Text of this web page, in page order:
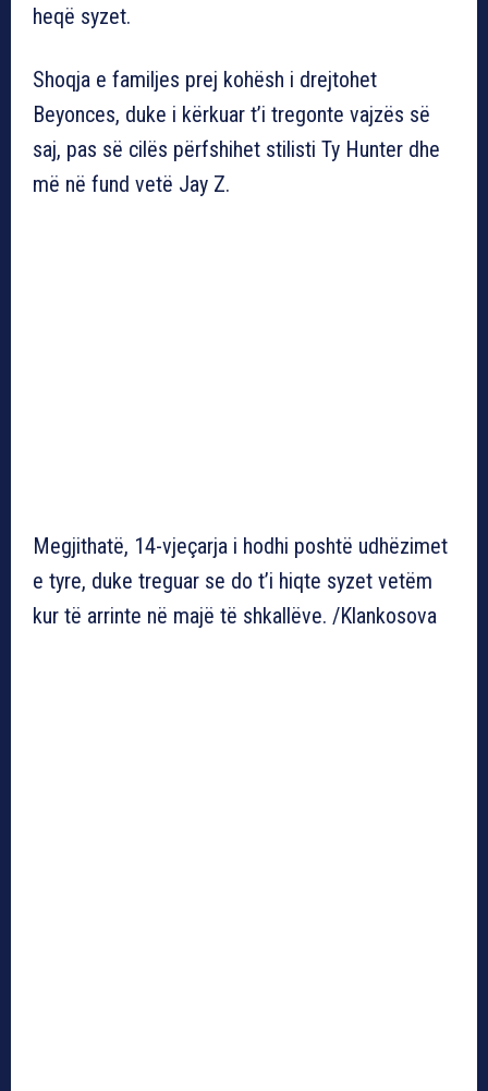
heqë syzet.
Shoqja e familjes prej kohësh i drejtohet
Beyonces, duke i kërkuar t’i tregonte vajzës së
saj, pas së cilës përfshihet stilisti Ty Hunter dhe
më në fund vetë Jay Z.
Megjithatë, 14-vjeçarja i hodhi poshtë udhëzimet
e tyre, duke treguar se do t’i hiqte syzet vetëm
kur të arrinte në majë të shkallëve. /Klankosova